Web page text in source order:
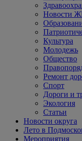
Новости
Культура
Молодежь
Общество
Ремонт
Спорт
Дороги и
Экология
Статьи
Новости округа
Лето в
Мероприятия